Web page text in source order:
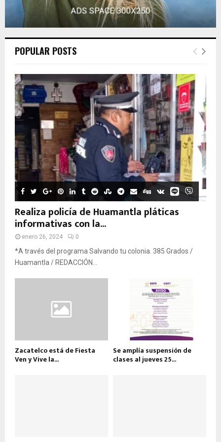
POPULAR POSTS
Realiza policía de Huamantla pláticas
informativas con la...
enero 26, 2024 0
*A través del programa Salvando tu colonia. 385 Grados /
Huamantla / REDACCIÓN...
Zacatelco está de Fiesta
Ven y Vive la...
Se amplía suspensión de
clases al jueves 25...